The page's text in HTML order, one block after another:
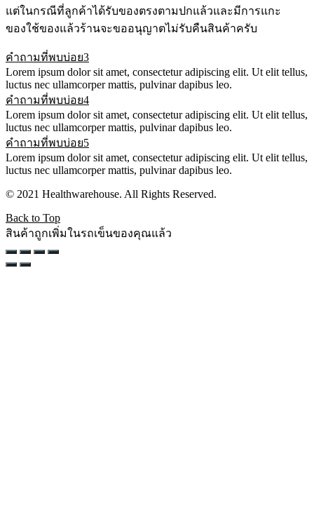
แต่ในกรณีที่ลูกค้าได้รับของตรงตามปกแล้วและมีการแกะ
ของใช้ของแล้วร้านจะขออนุญาตไม่รับคืนสินค้าครับ
คำถามที่พบบ่อย3
Lorem ipsum dolor sit amet, consectetur adipiscing elit. Ut elit tellus,
luctus nec ullamcorper mattis, pulvinar dapibus leo.
คำถามที่พบบ่อย4
Lorem ipsum dolor sit amet, consectetur adipiscing elit. Ut elit tellus,
luctus nec ullamcorper mattis, pulvinar dapibus leo.
คำถามที่พบบ่อย5
Lorem ipsum dolor sit amet, consectetur adipiscing elit. Ut elit tellus,
luctus nec ullamcorper mattis, pulvinar dapibus leo.
© 2021 Healthwarehouse. All Rights Reserved.
Back to Top
สินค้าถูกเพิ่มในรถเข็นของคุณแล้ว